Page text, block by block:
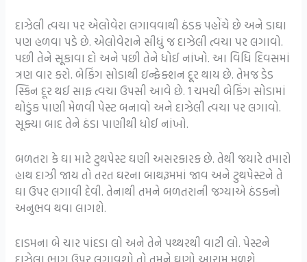
દાઝેલી ત્વચા પર એલોવેરા લગાવવાથી ઠંડક પહોંચે છે અને ડાઘા
પણ હળવા પડે છે. એલોવેરાને સીધું જ દાઝેલી ત્વચા પર લગાવો.
પછી તેને સૂકાવા દો અને પછી તેને ધોઈ નાંખો. આ વિધિ દિવસમાં
ત્રણ વાર કરો. બેકિંગ સોડાથી ઇન્ફેક્શન દૂર થાય છે. તેમજ ડેડ
સ્કિન દૂર થઈ સાફ ત્વચા ઉપસી આવે છે. 1 ચમચી બેકિંગ સોડામાં
થોડુંક પાણી મેળવી પેસ્ટ બનાવો અને દાઝેલી ત્વચા પર લગાવો.
સૂક્યા બાદ તેને ઠંડા પાણીથી ધોઈ નાંખો.
બળતરા કે ઘા માટે ટુથપેસ્ટ ઘણી અસરકારક છે. તેથી જયારે તમારો
હાથ દાઝી જાય તો તરત ઘરના બાથરૂમમાં જાવ અને ટુથપેસ્ટને તે
ઘા ઉપર લગાવી દેવી. તેનાથી તમને બળતરાની જગ્યાએ ઠંડકનો
અનુભવ થવા લાગશે.
દાડમના બે ચાર પાંદડા લો અને તેને પથ્થરથી વાટી લો. પેસ્ટને